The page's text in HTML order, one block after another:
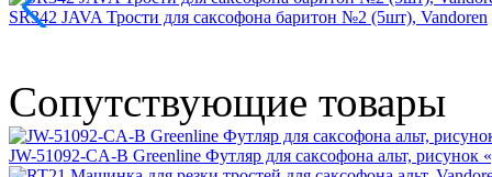
SR342 JAVA Трости для саксофона баритон №2 (5шт), Vandoren
Сопутствующие товары
JW-51092-CA-B Greenline Футляр для саксофона альт, рисунок